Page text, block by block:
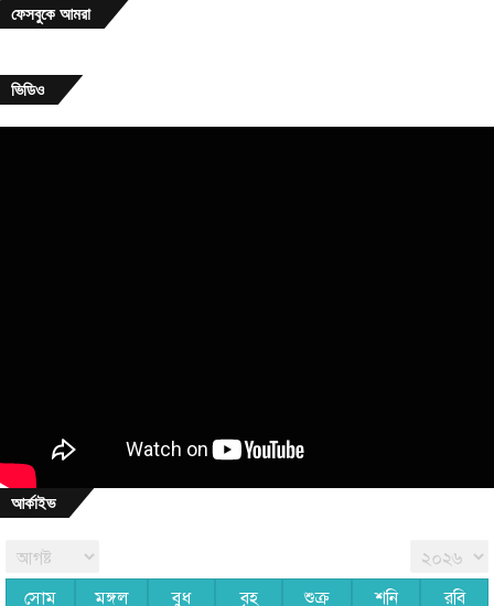
ফেসবুকে আমরা
ভিডিও
আর্কাইভ
সোম মঙ্গল বুধ বৃহ শুক্র শনি রবি